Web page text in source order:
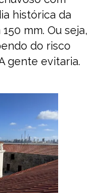
histórica da
mm. Ou seja,
do risco
gente evitaria.